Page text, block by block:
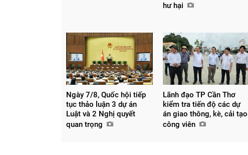
hư hại
Ngày 7/8, Quốc hội tiếp
tục thảo luận 3 dự án
Luật và 2 Nghị quyết
quan trọng
Lãnh đạo TP Cần Thơ
kiểm tra tiến độ các dự
án giao thông, kè, cải tạo
công viên